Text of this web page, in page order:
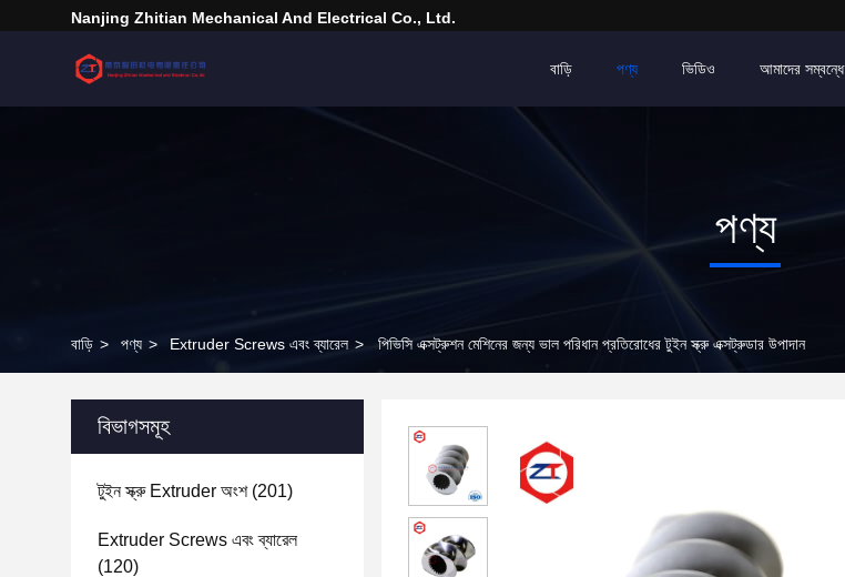
Nanjing Zhitian Mechanical And Electrical Co., Ltd.
বাড়ি পণ্য ভিডিও আমাদের সম্বন্ধে
পণ্য
বাড়ি > পণ্য > Extruder Screws এবং ব্যারেল > পিভিসি এক্সট্রুশন মেশিনের জন্য ভাল পরিধান প্রতিরোধের টুইন স্ক্রু এক্সট্রুডার উপাদান
বিভাগসমূহ
টুইন স্ক্রু Extruder অংশ(201)
Extruder Screws এবং ব্যারেল
(120)